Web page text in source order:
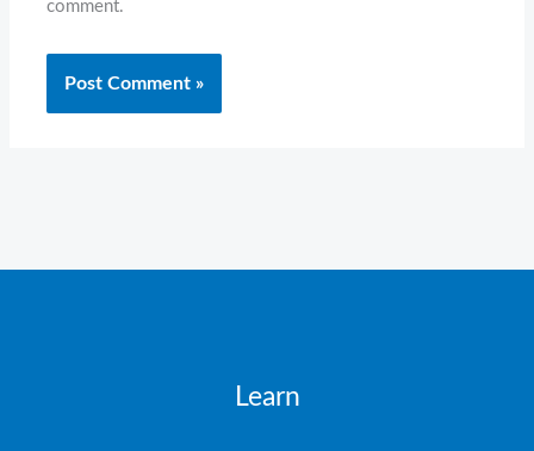
comment.
Learn